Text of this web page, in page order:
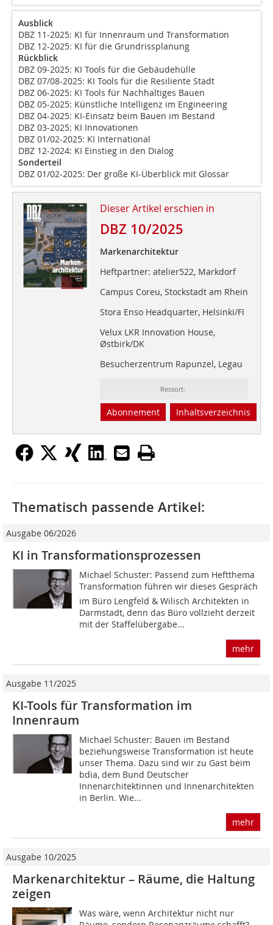
Ausblick
DBZ 11-2025: KI für Innenraum und Transformation
DBZ 12-2025: KI für die Grundrissplanung
Rückblick
DBZ 09-2025: KI Tools für die Gebäudehülle
DBZ 07/08-2025: KI Tools für die Resiliente Stadt
DBZ 06-2025: KI Tools für Nachhaltiges Bauen
DBZ 05-2025: Künstliche Intelligenz im Engineering
DBZ 04-2025: KI-Einsatz beim Bauen im Bestand
DBZ 03-2025: KI Innovationen
DBZ 01/02-2025: KI International
DBZ 12-2024: KI Einstieg in den Dialog
Sonderteil
DBZ 01/02-2025: Der große KI-Überblick mit Glossar
Dieser Artikel erschien in
DBZ 10/2025
Markenarchitektur
Heftpartner: atelier522, Markdorf
Campus Coreu, Stockstadt am Rhein
Stora Enso Headquarter, Helsinki/FI
Velux LKR Innovation House,
Østbirk/DK
Besucherzentrum Rapunzel, Legau
Ressort:
Abonnement Inhaltsverzeichnis
Thematisch passende Artikel:
Ausgabe 06/2026
KI in Transformationsprozessen
Michael Schuster: Passend zum Heftthema
Transformation führen wir dieses Gespräch
im Büro Lengfeld & Wilisch Architekten in
Darmstadt, denn das Büro vollzieht derzeit
mit der Staffelübergabe...
mehr
Ausgabe 11/2025
KI-Tools für Transformation im
Innenraum
Michael Schuster: Bauen im Bestand
beziehungsweise Transformation ist heute
unser Thema. Dazu sind wir zu Gast beim
bdia, dem Bund Deutscher
Innenarchitektinnen und Innenarchitekten
in Berlin. Wie...
mehr
Ausgabe 10/2025
Markenarchitektur – Räume, die Haltung
zeigen
Was wäre, wenn Architektur nicht nur